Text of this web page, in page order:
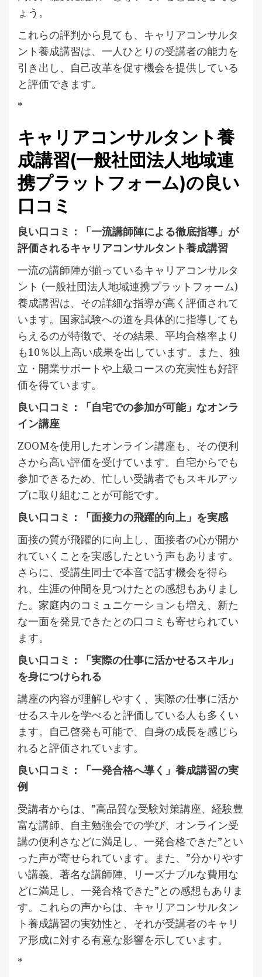
ょう。
これらの評判から見ても、キャリアコンサルタ
ント養成講習は、一人ひとりの受講者の能力を
引き出し、自己改革を促す機会を提供している
と評価できます。
*
キャリアコンサルタント養
成講習(一般社団法人地域連
携プラットフォーム)の良い
口コミ
良い口コミ：「一流講師陣による徹底指導」が
評価されるキャリアコンサルタント養成講習
一流の講師陣が揃っているキャリアコンサルタ
ント (一般社団法人地域連携プラットフォーム)
養成講習は、その詳細な指導が高く評価されて
います。国家試験への道を具体的に指導しても
らえるのが特徴で、その結果、平均合格率より
も10％以上高い成果を出しています。また、独
立・開業サポートや上級コースの充実性も好評
価を得ています。
良い口コミ：「自宅での参加が可能」なオンラ
イン講座
ZOOMを使用したオンライン講座も、その便利
さから高い評価を受けています。自宅からでも
参加できるため、忙しい受講者でもスキルアッ
プに取り組むことが可能です。
良い口コミ：「面接力の飛躍的向上」を実感
面接の質が飛躍的に向上し、面接者の心が開か
れていくことを実感したという声もあります。
さらに、受講生同士で本音で話す機会を得ら
れ、生涯の仲間を見つけたとの感想もありまし
た。家庭内のコミュニケーションも増え、新た
な一面を発見できたとの口コミも寄せられてい
ます。
良い口コミ：「実際の仕事に活かせるスキル」
を身につけられる
講座の内容が理解しやすく、実際の仕事に活か
せるスキルを学べると評価している人も多くい
ます。自己啓発も可能で、自身の成長を感じら
れると評価されています。
良い口コミ：「一発合格へ導く」養成講習の実
例
受講者からは、”高品質な受験対策講座、経験豊
富な講師、自主勉強会での学び、オンライン受
講の便利さなどに満足し、一発合格できた”とい
った声が寄せられています。また、”分かりやす
い講義、著名な講師陣、リーズナブルな費用な
どに満足し、一発合格できた”との感想もありま
す。これらの声からは、キャリアコンサルタン
ト養成講習の実効性と、それが受講者のキャリ
ア形成に対する有意な影響を示しています。
*